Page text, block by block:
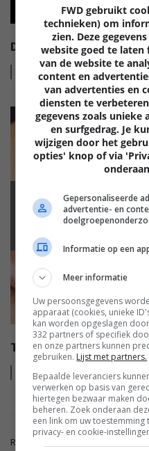
DRAADLOZE ANC
meer
TEST: BOWERS &
Leesmeer
Reacties zijn gesloten.
FWD gebruikt
technieken) om
zien. Deze
website goed te
van de website te
content en
van advertenties en
diensten te
gegevens zoals unieke
en surfgedrag. Je
wijzigen door het
opties' knop of via
Gepersonaliseerde
advertentie- en
Informatie op een
Meer informatie
Uw persoonsgegevens
apparaat (cookies, unieke
kan worden opgeslagen
332 partners of specifiek
en onze partners kunnen
gebruiken. Lijst met partners.
Bepaalde leveranciers
verwerken op basis van
hiertegen bezwaar maken
beheren. Zoek onderaan
een link om uw
privacy- en cookie-